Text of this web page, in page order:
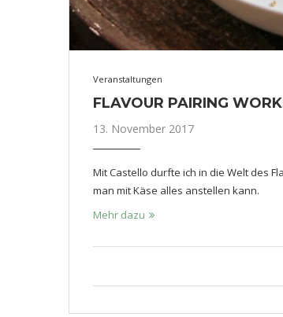
Veranstaltungen
FLAVOUR PAIRING
13. November 2017
Mit Castello durfte ich in die Welt des
man mit Käse alles anstellen kann.
Mehr dazu